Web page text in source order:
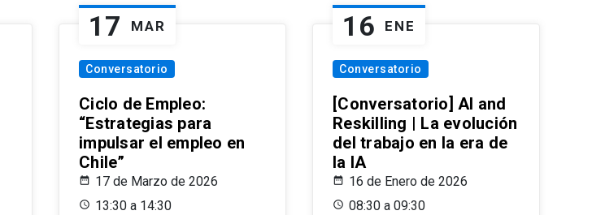
17 MAR
Conversatorio
Ciclo de Empleo:
“Estrategias para
impulsar el empleo en
Chile”
17 de Marzo de 2026
13:30 a 14:30
16 ENE
Conversatorio
[Conversatorio] AI and
Reskilling | La evolución
del trabajo en la era de
la IA
16 de Enero de 2026
08:30 a 09:30